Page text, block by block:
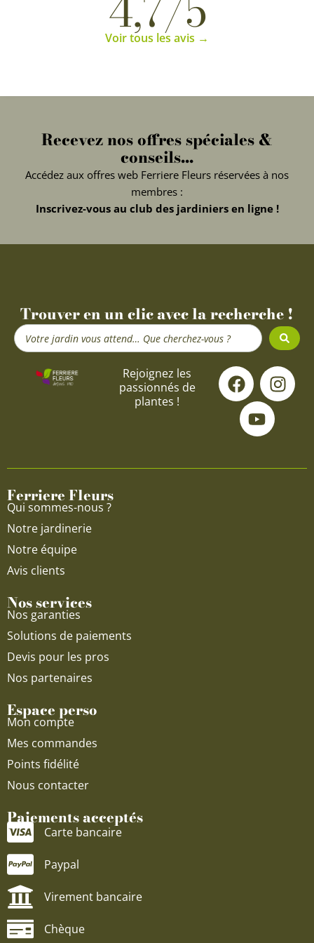
Voir tous les avis →
Recevez nos offres spéciales &
conseils...
Accédez aux offres web Ferriere Fleurs réservées à nos
membres :
Inscrivez-vous au club des jardiniers en ligne !
Trouver en un clic avec la recherche !
Search
...
Rejoignez les
passionnés de
plantes !
F
a
c
e
o
I
n
s
g
Y
o
u
t
u
b
Ferriere Fleurs
Qui sommes-nous ?
Notre jardinerie
Notre équipe
Avis clients
Nos services
Nos garanties
Solutions de paiements
Devis pour les pros
Nos partenaires
Espace perso
Mon compte
Mes commandes
Points fidélité
Nous contacter
Paiements acceptés
Carte bancaire
Paypal
Virement bancaire
Chèque